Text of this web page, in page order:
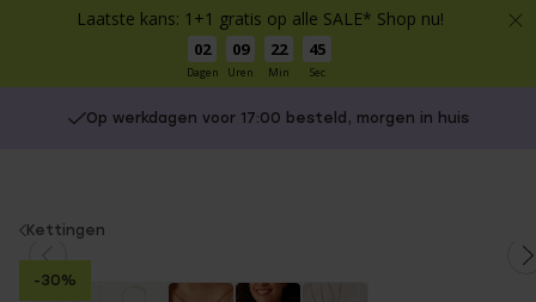
Laatste kans: 1+1 gratis op alle SALE* Shop nu!
02
Dagen
09
Uren
22
Min
45
Sec
Op werkdagen voor 17:00 besteld, morgen in huis
You
are
here:
Kettingen
-30%